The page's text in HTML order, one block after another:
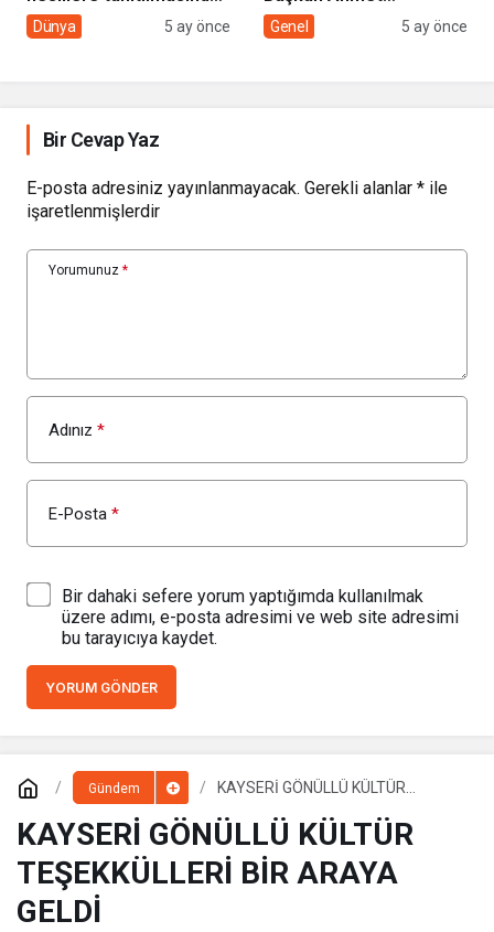
sivil toplumun rolü
Dünya 5 ay önce
Çolakbayrakdar ile
Genel 5 ay önce
Bir Cevap Yaz
E-posta adresiniz yayınlanmayacak. Gerekli alanlar * ile
işaretlenmişlerdir
Yorumunuz *
Adınız *
E-Posta *
Bir dahaki sefere yorum yaptığımda kullanılmak
üzere adımı, e-posta adresimi ve web site adresimi
bu tarayıcıya kaydet.
YORUM GÖNDER
Gündem
KAYSERİ GÖNÜLLÜ KÜLTÜR
KAYSERİ GÖNÜLLÜ KÜLTÜR
TEŞEKKÜLLERİ BİR ARAYA
GELDİ